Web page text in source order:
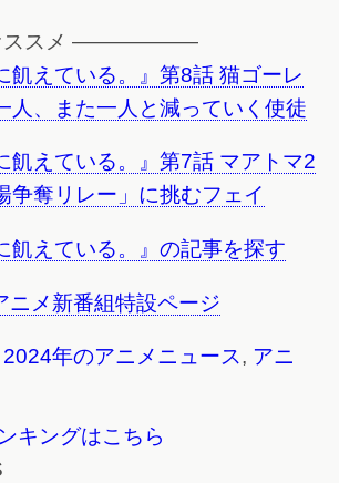
ススメ ——————
飢えている。』第8話 猫ゴーレ
人、また一人と減っていく使徒
飢えている。』第7話 マアトマ2
争奪リレー」に挑むフェイ
飢えている。』の記事を探す
メ新番組特設ページ
2024年のアニメニュース, アニ
キングはこちら